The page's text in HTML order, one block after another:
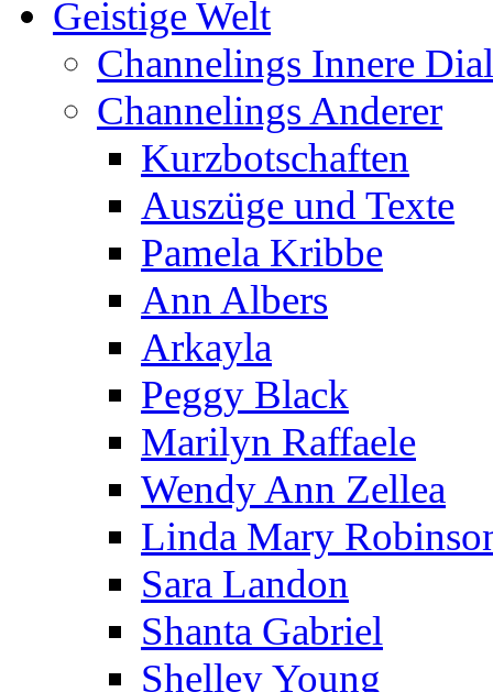
Geistige Welt
Channelings Innere
Channelings Anderer
Kurzbotschaften
Auszüge und Texte
Pamela Kribbe
Ann Albers
Arkayla
Peggy Black
Marilyn Raffaele
Wendy Ann Zellea
Linda Mary
Sara Landon
Shanta Gabriel
Shelley Young